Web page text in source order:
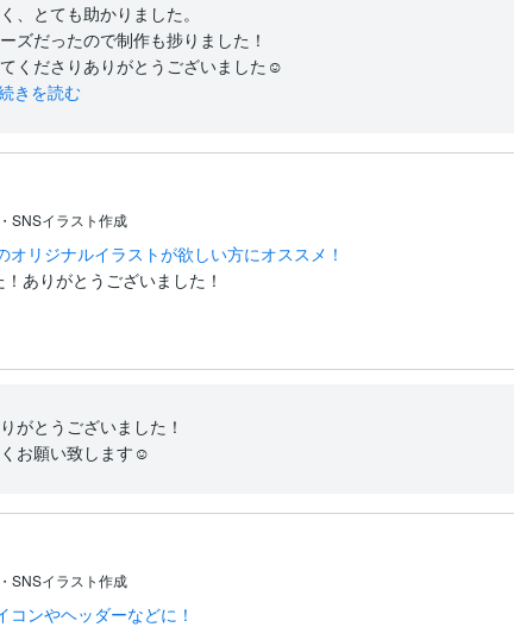
、とても助かりました。
ズだったので制作も捗りました！
くださりありがとうございました☺︎
きを読む
SNSイラスト作成
リジナルイラストが欲しい方にオススメ！
ありがとうございました！
がとうございました！
お願い致します☺︎
SNSイラスト作成
ンやヘッダーなどに！